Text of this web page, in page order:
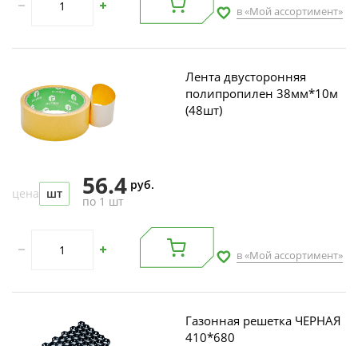
в «Мой ассортимент»
Лента двусторонняя
полипропилен 38мм*10м
(48шт)
цена шт 56.4 руб.
по 1 шт
в «Мой ассортимент»
Газонная решетка ЧЕРНАЯ
410*680